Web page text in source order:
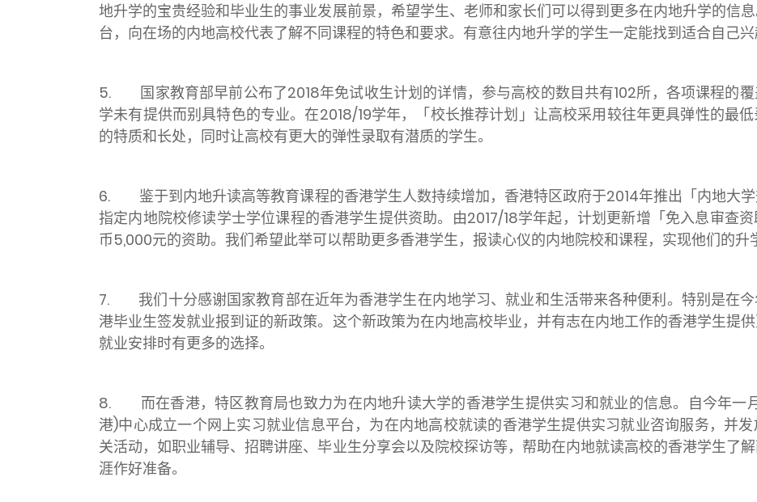
地升学的宝贵经验和毕业生的事业发展前景，希望学生、老师和家长们可以得到更多在内地升学的信
台，向在场的内地高校代表了解不同课程的特色和要求。有意往内地升学的学生一定能找到适合自己兴
5. 国家教育部早前公布了2018年免试收生计划的详情，参与高校的数目共有102所，各项课程的覆
学未有提供而别具特色的专业。在2018/19学年，「校长推荐计划」让高校采用较往年更具弹性的最
的特质和长处，同时让高校有更大的弹性录取有潜质的学生。
6. 鉴于到内地升读高等教育课程的香港学生人数持续增加，香港特区政府于2014年推出「内地大
指定内地院校修读学士学位课程的香港学生提供资助。由2017/18学年起，计划更新增「免入息审查
币5,000元的资助。我们希望此举可以帮助更多香港学生，报读心仪的内地院校和课程，实现他们的升
7. 我们十分感谢国家教育部在近年为香港学生在内地学习、就业和生活带来各种便利。特别是在
港毕业生签发就业报到证的新政策。这个新政策为在内地高校毕业，并有志在内地工作的香港学生提
就业安排时有更多的选择。
8. 而在香港，特区教育局也致力为在内地升读大学的香港学生提供实习和就业的信息。自今年一
港)中心成立一个网上实习就业信息平台，为在内地高校就读的香港学生提供实习就业咨询服务，并
关活动，如职业辅导、招聘讲座、毕业生分享会以及院校探访等，帮助在内地就读高校的香港学生了
涯作好准备。